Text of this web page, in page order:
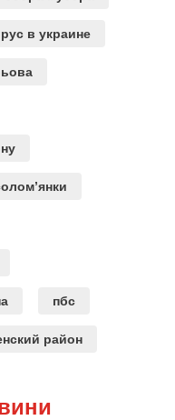
в украине
пбс
район